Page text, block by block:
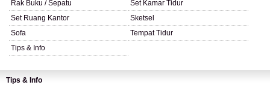
Rak Buku / Sepatu
Set Kamar Tidur
Set Ruang Kantor
Sketsel
Sofa
Tempat Tidur
Tips & Info
Tips & Info